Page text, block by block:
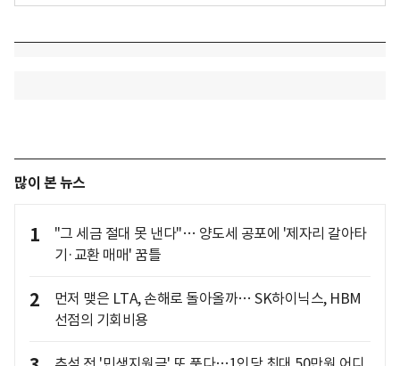
많이 본 뉴스
1
"그 세금 절대 못 낸다"… 양도세 공포에 '제자리 갈아타
기·교환 매매' 꿈틀
2
먼저 맺은 LTA, 손해로 돌아올까… SK하이닉스, HBM
선점의 기회비용